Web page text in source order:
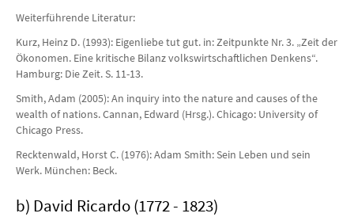
Weiterführende Literatur:
Kurz, Heinz D. (1993): Eigenliebe tut gut. in: Zeitpunkte Nr. 3. „Zeit der
Ökonomen. Eine kritische Bilanz volkswirtschaftlichen Denkens“.
Hamburg: Die Zeit. S. 11-13.
Smith, Adam (2005): An inquiry into the nature and causes of the
wealth of nations. Cannan, Edward (Hrsg.). Chicago: University of
Chicago Press.
Recktenwald, Horst C. (1976): Adam Smith: Sein Leben und sein
Werk. München: Beck.
b) David Ricardo (1772 - 1823)